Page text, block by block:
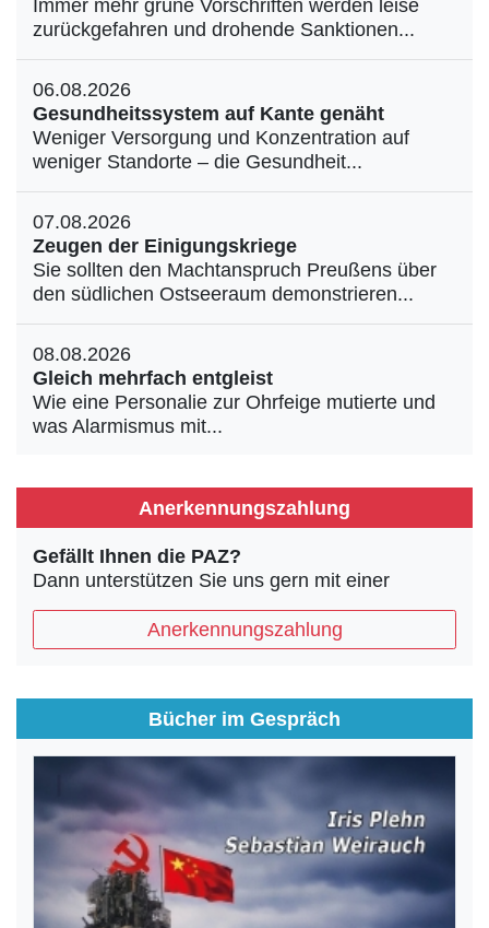
Immer mehr grüne Vorschriften werden leise
zurückgefahren und drohende Sanktionen...
06.08.2026
Gesundheitssystem auf Kante genäht
Weniger Versorgung und Konzentration auf
weniger Standorte – die Gesundheit...
07.08.2026
Zeugen der Einigungskriege
Sie sollten den Machtanspruch Preußens über
den südlichen Ostseeraum demonstrieren...
08.08.2026
Gleich mehrfach entgleist
Wie eine Personalie zur Ohrfeige mutierte und
was Alarmismus mit...
Anerkennungszahlung
Gefällt Ihnen die PAZ?
Dann unterstützen Sie uns gern mit einer
Anerkennungszahlung
Bücher im Gespräch